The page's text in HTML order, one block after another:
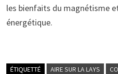
les bienfaits du magnétisme
énergétique.
ÉTIQUETTÉ AIRE SUR LA LAYS